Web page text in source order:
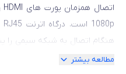
هنگام اتصال به شبکه سیمی را
1000 مگابیت بر ثانیه است.
مطالعه بیشتر